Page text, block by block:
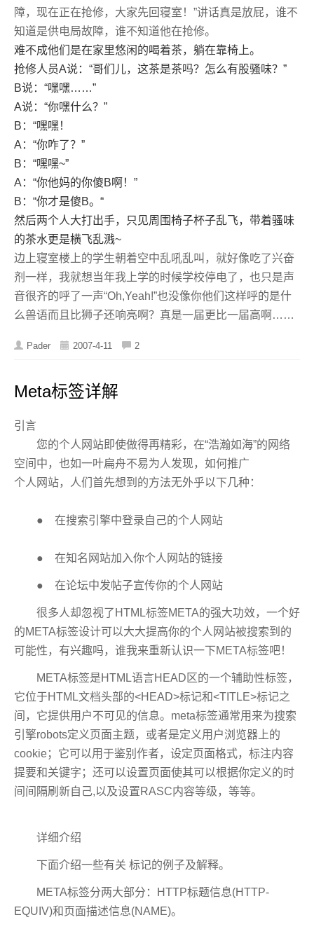
障，现在正在抢修，大家先回寝室！”讲话真是放屁，谁不
知道是供电局故障，谁不知道他在抢修。
难不成他们是在家里悠闲的喝着茶，躺在靠椅上。
抢修人员A说：“哥们儿，这茶是茶吗？怎么有股骚味？”
B说：“嘿嘿……”
A说：“你嘿什么？”
B：“嘿嘿！
A：“你咋了？”
B：“嘿嘿~”
A：“你他妈的你傻B啊！”
B：“你才是傻B。“
然后两个人大打出手，只见周围椅子杯子乱飞，带着骚味
的茶水更是横飞乱溅~
边上寝室楼上的学生朝着空中乱吼乱叫，就好像吃了兴奋
剂一样，我就想当年我上学的时候学校停电了，也只是声
音很齐的呼了一声“Oh,Yeah!”也没像你他们这样呼的是什
么兽语而且比狮子还响亮啊？真是一届更比一届高啊……
Pader 2007-4-11 2
Meta标签详解
引言
您的个人网站即使做得再精彩，在“浩瀚如海”的网络
空间中，也如一叶扁舟不易为人发现，如何推广
个人网站，人们首先想到的方法无外乎以下几种：
● 在搜索引擎中登录自己的个人网站
● 在知名网站加入你个人网站的链接
● 在论坛中发帖子宣传你的个人网站
很多人却忽视了HTML标签META的强大功效，一个好
的META标签设计可以大大提高你的个人网站被搜索到的
可能性，有兴趣吗，谁我来重新认识一下META标签吧！
META标签是HTML语言HEAD区的一个辅助性标签，
它位于HTML文档头部的<HEAD>标记和<TITLE>标记之
间，它提供用户不可见的信息。meta标签通常用来为搜索
引擎robots定义页面主题，或者是定义用户浏览器上的
cookie；它可以用于鉴别作者，设定页面格式，标注内容
提要和关键字；还可以设置页面使其可以根据你定义的时
间间隔刷新自己,以及设置RASC内容等级，等等。
详细介绍
下面介绍一些有关 标记的例子及解释。
META标签分两大部分：HTTP标题信息(HTTP-
EQUIV)和页面描述信息(NAME)。